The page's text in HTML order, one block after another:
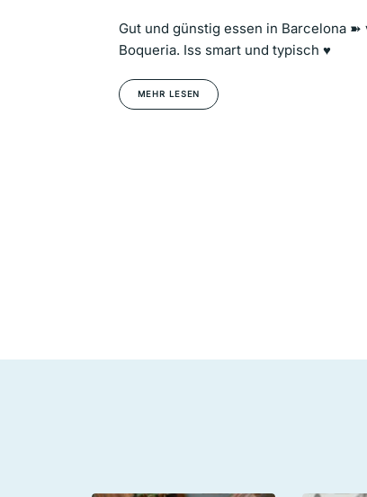
Gut und günstig essen in Barcelona
Boqueria. Iss smart und typisch ♥
MEHR LESEN